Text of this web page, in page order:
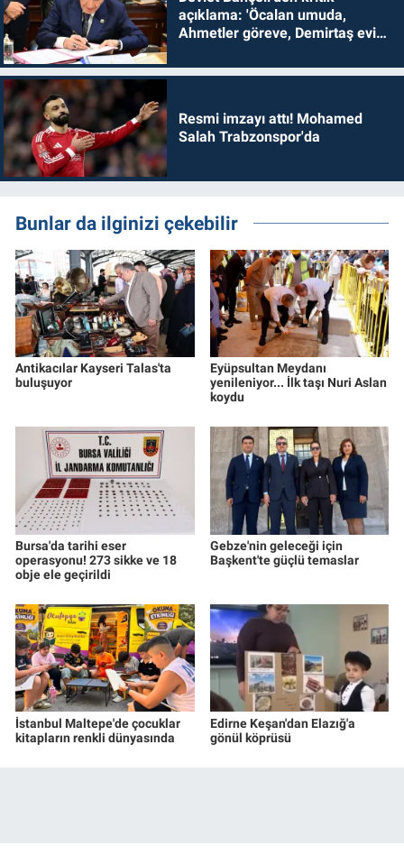
açıklama: 'Öcalan umuda,
Ahmetler göreve, Demirtaş evine
Resmi imzayı attı! Mohamed
Salah Trabzonspor'da
Bunlar da ilginizi çekebilir
Antikacılar Kayseri Talas'ta
buluşuyor
Eyüpsultan Meydanı
yenileniyor... İlk taşı Nuri Aslan
koydu
Bursa'da tarihi eser
operasyonu! 273 sikke ve 18
obje ele geçirildi
Gebze'nin geleceği için
Başkent'te güçlü temaslar
İstanbul Maltepe'de çocuklar
kitapların renkli dünyasında
Edirne Keşan'dan Elazığ'a
gönül köprüsü